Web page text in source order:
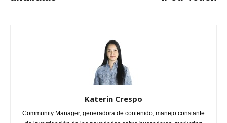
Katerin Crespo
Community Manager, generadora de contenido, manejo constante